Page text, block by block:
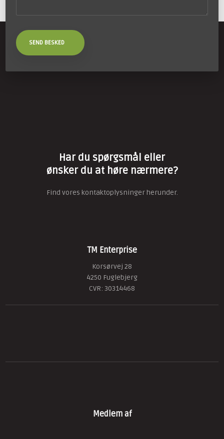
Har du spørgsmål eller
​ønsker du at høre nærmere?
Find vores kontaktoplysninger herunder.
TM Enterprise
Korsørvej 28
4250 Fuglebjerg
​CVR: 30314468
Medlem af